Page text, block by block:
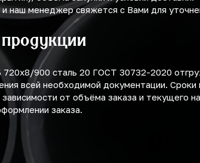
и наш менеджер свяжется с Вами для
900 сталь 20 ГОСТ 30732-2020
всей необходимой документации. Сроки
от объёма заказа и текущего
заказа.